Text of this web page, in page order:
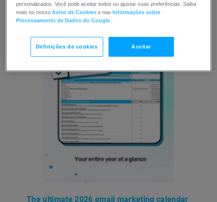
The ultimate 2026 email marketing calendar
personalizados. Você pode aceitar todos ou ajustar suas preferências. Saiba
mais no nossoAviso de Cookies e nasInformações sobre
Processamento de Dados do Google
Definições de cookies Aceitar